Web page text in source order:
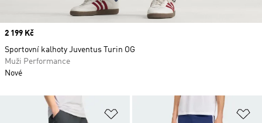
Přidat do seznamu přání
Price
2 199 Kč
Sportovní kalhoty Juventus Turin OG
Muži Performance
Nové